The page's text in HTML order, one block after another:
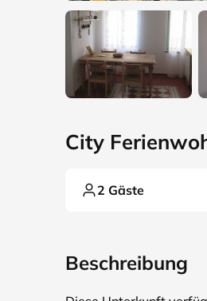
City
2 Gäste
Beschreibung